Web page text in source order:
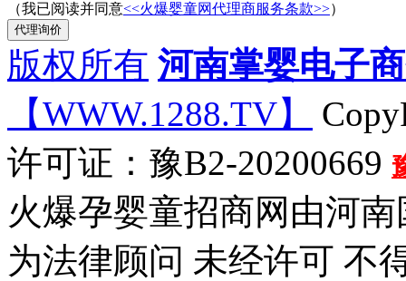
（我已阅读并同意<<火爆婴童网代理商服务条款>>）
版权所有 河南掌婴电子
【WWW.1288.TV】
许可证：豫B2-20200669
火爆孕婴童招商网由河
为法律顾问 未经许可 不